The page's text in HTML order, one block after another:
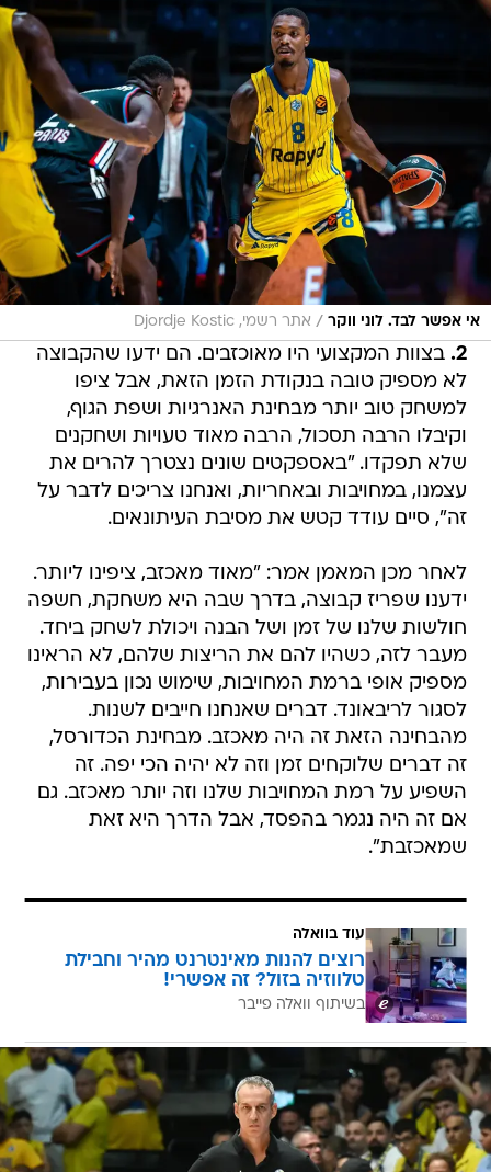
אי אפשר לבד. לוני ווקר / אתר רשמי, Djordje Kostic
2. ⁠ ⁠בצוות המקצועי היו מאוכזבים. הם ידעו שהקבוצה
לא מספיק טובה בנקודת הזמן הזאת, אבל ציפו
למשחק טוב יותר מבחינת האנרגיות ושפת הגוף,
וקיבלו הרבה תסכול, הרבה מאוד טעויות ושחקנים
שלא תפקדו. "באספקטים שונים נצטרך להרים את
עצמנו, במחויבות ובאחריות, ואנחנו צריכים לדבר על
זה", סיים עודד קטש את מסיבת העיתונאים.
לאחר מכן המאמן אמר: "מאוד מאכזב, ציפינו ליותר.
ידענו שפריז קבוצה, בדרך שבה היא משחקת, חשפה
חולשות שלנו של זמן ושל הבנה ויכולת לשחק ביחד.
מעבר לזה, כשהיו להם את הריצות שלהם, לא הראינו
מספיק אופי ברמת המחויבות, שימוש נכון בעבירות,
לסגור לריבאונד. דברים שאנחנו חייבים לשנות.
מהבחינה הזאת זה היה מאכזב. מבחינת הכדורסל,
זה דברים שלוקחים זמן וזה לא יהיה הכי יפה. זה
השפיע על רמת המחויבות שלנו וזה יותר מאכזב. גם
אם זה היה נגמר בהפסד, אבל הדרך היא זאת
שמאכזבת".
עוד בוואלה
רוצים להנות מאינטרנט מהיר וחבילת
טלווזיה בזול? זה אפשרי!
בשיתוף וואלה פייבר